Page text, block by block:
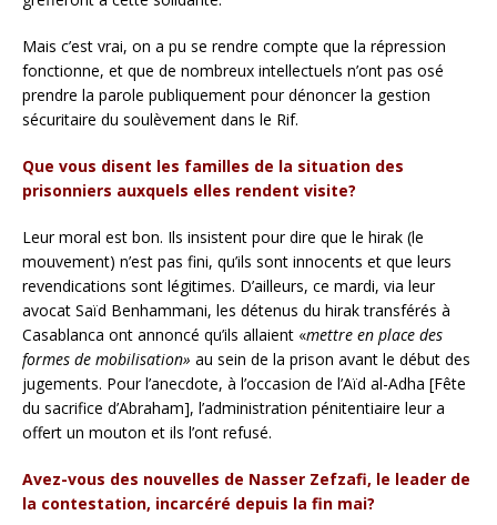
Mais c’est vrai, on a pu se rendre compte que la répression
fonctionne, et que de nombreux intellectuels n’ont pas osé
prendre la parole publiquement pour dénoncer la gestion
sécuritaire du soulèvement dans le Rif.
Que vous disent les familles de la situation des
prisonniers auxquels elles rendent visite?
Leur moral est bon. Ils insistent pour dire que le hirak (le
mouvement) n’est pas fini, qu’ils sont innocents et que leurs
revendications sont légitimes. D’ailleurs, ce mardi, via leur
avocat Saïd Benhammani, les détenus du hirak transférés à
Casablanca ont annoncé qu’ils allaient «mettre en place des
formes de mobilisation» au sein de la prison avant le début des
jugements. Pour l’anecdote, à l’occasion de l’Aïd al-Adha [Fête
du sacrifice d’Abraham], l’administration pénitentiaire leur a
offert un mouton et ils l’ont refusé.
Avez-vous des nouvelles de Nasser Zefzafi, le leader de
la contestation, incarcéré depuis la fin mai?